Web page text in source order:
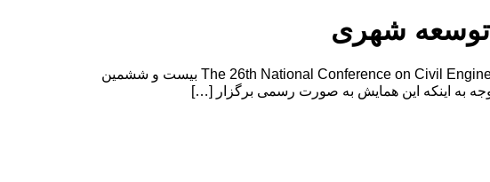
شهری
بیست و ششمین کنفرانس ملی مهندسی عمران، معماری و توسعه شهری The 26th National Conference on Civil Engineering, Architecture and Urban Development بیست و ششمین